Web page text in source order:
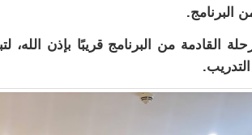
البرنامج.
القادمة من البرنامج قريبًا بإذن الله،